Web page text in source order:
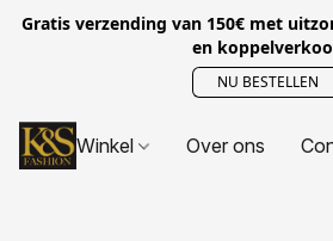
Gratis verzending van 150€ met
en
NU BESTELLEN
Winkel Over ons